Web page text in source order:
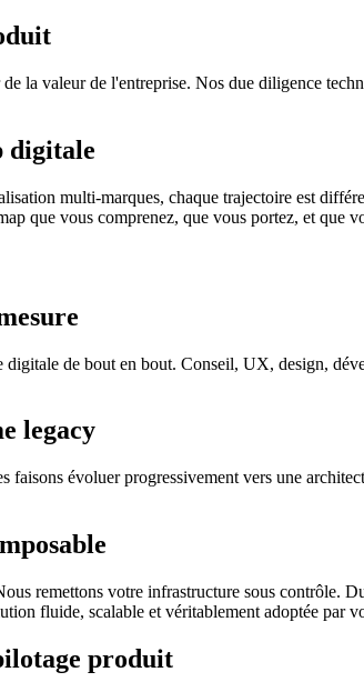
la valeur de l'entreprise. Nos due diligence
digitale
multi-marques, chaque trajectoire est
que vous comprenez, que vous portez, et que
de bout en bout. Conseil, UX, design,
legacy
faisons évoluer progressivement vers une
remettons votre infrastructure sous contrôle.
fluide, scalable et véritablement adoptée par
produit